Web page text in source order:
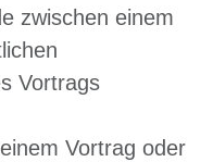
zwischen einem
Vortrags
Vortrag oder